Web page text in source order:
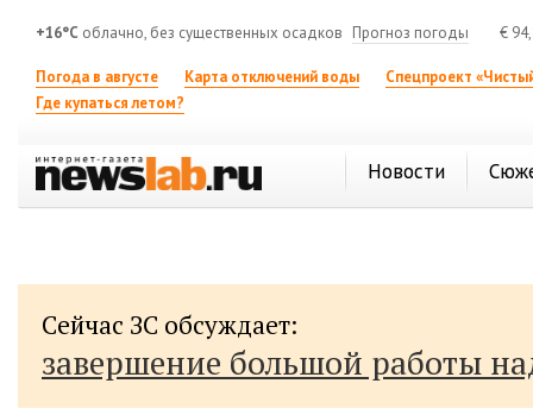
+16°C облачно, без существенных осадков Прогноз погоды €
Погода в августе Карта отключений воды
Спецпроект
Где купаться летом?
Новости
Сейчас ЗС обсуждает:
завершение большой работы